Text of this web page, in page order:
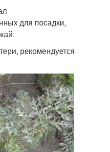
для посадки,
рекомендуется